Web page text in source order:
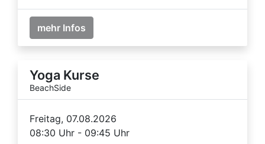
mehr Infos
Yoga Kurse
BeachSide
Freitag, 07.08.2026
08:30 Uhr - 09:45 Uhr